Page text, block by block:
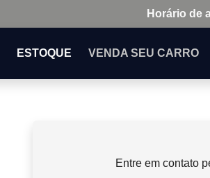
Horário de
ESTOQUE VENDA SEU CARRO
Entre em contato